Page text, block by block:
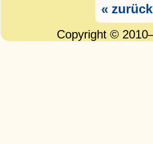
« zurück
Copyright ©